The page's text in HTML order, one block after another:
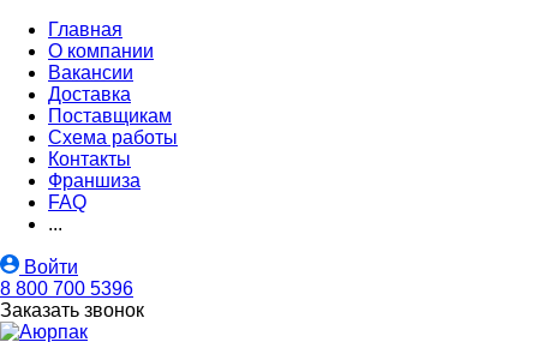
Главная
О компании
Вакансии
Доставка
Поставщикам
Схема работы
Контакты
Франшиза
FAQ
...
Войти
8 800 700 5396
Заказать звонок